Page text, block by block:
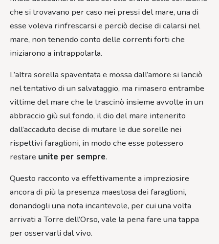
che si trovavano per caso nei pressi del mare, una di
esse voleva rinfrescarsi e perciò decise di calarsi nel
mare, non tenendo conto delle correnti forti che
iniziarono a intrappolarla.
L’altra sorella spaventata e mossa dall’amore si lanciò
nel tentativo di un salvataggio, ma rimasero entrambe
vittime del mare che le trascinò insieme avvolte in un
abbraccio giù sul fondo, il dio del mare intenerito
dall’accaduto decise di mutare le due sorelle nei
rispettivi faraglioni, in modo che esse potessero
restare unite per sempre.
Questo racconto va effettivamente a impreziosire
ancora di più la presenza maestosa dei faraglioni,
donandogli una nota incantevole, per cui una volta
arrivati a Torre dell’Orso, vale la pena fare una tappa
per osservarli dal vivo.